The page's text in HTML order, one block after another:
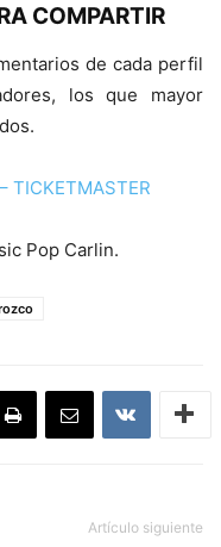
COMPARTIR
de cada perfil
los que mayor
TICKETMASTER
Pop Carlin.
Artículo siguiente